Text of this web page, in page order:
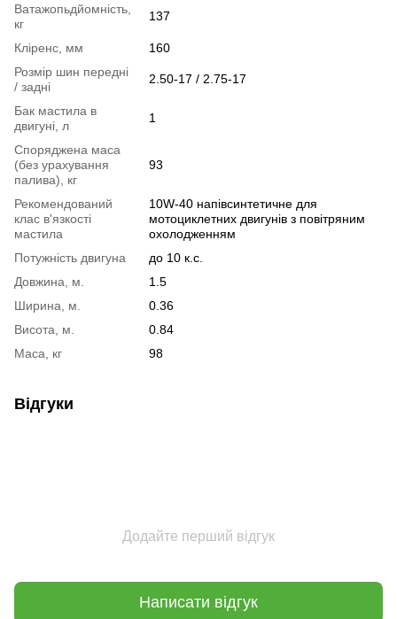
Ватажопьдйомність,
кг
137
Кліренс, мм
160
Розмір шин передні
/ задні
2.50-17 / 2.75-17
Бак мастила в
двигуні, л
1
Споряджена маса
(без урахування
палива), кг
93
Рекомендований
клас в'язкості
мастила
10W-40 напівсинтетичне для
мотоциклетних двигунів з повітряним
охолодженням
Потужність двигуна
до 10 к.с.
Довжина, м.
1.5
Ширина, м.
0.36
Висота, м.
0.84
Маса, кг
98
Відгуки
Додайте перший відгук
Написати відгук